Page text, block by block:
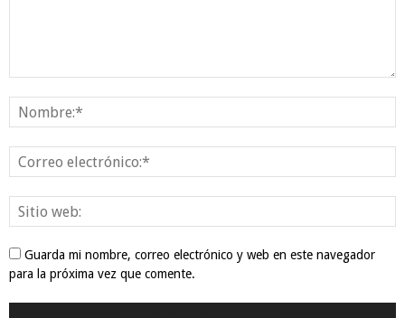
Guarda mi nombre, correo electrónico y web en este navegador
para la próxima vez que comente.